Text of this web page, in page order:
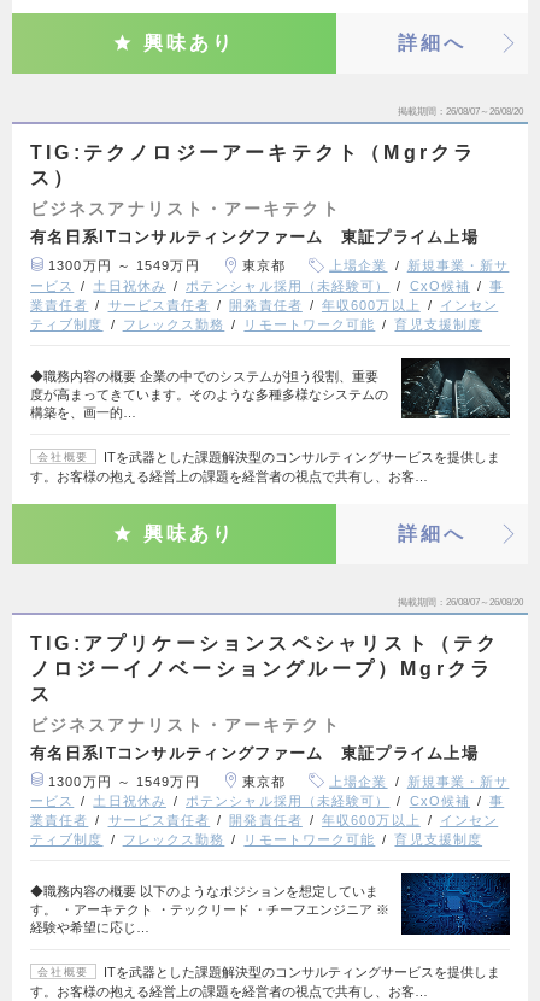
興味あり 詳細へ
掲載期間 26/08/07～26/08/20
TIG:テクノロジーアーキテクト（Mgrクラ
ス）
ビジネスアナリスト・アーキテクト
有名日系ITコンサルティングファーム 東証プライム上場
1300万円 ～ 1549万円 東京都 上場企業
新規事業・新サ
ービス
土日祝休み ポテンシャル採用（未経験可） CxO候補
事
業責任者
サービス責任者 開発責任者 年収600万以上
インセン
ティブ制度
フレックス勤務 リモートワーク可能 育児支援制度
◆職務内容の概要 企業の中でのシステムが担う役割、重要
度が高まってきています。そのような多種多様なシステムの
構築を、画一的…
会社概要
ITを武器とした課題解決型のコンサルティングサービスを提供しま
す。お客様の抱える経営上の課題を経営者の視点で共有し、お客…
興味あり 詳細へ
掲載期間 26/08/07～26/08/20
TIG:アプリケーションスペシャリスト（テク
ノロジーイノベーショングループ）Mgrクラ
ス
ビジネスアナリスト・アーキテクト
有名日系ITコンサルティングファーム 東証プライム上場
1300万円 ～ 1549万円 東京都 上場企業
新規事業・新サ
ービス
土日祝休み ポテンシャル採用（未経験可） CxO候補
事
業責任者
サービス責任者 開発責任者 年収600万以上
インセン
ティブ制度
フレックス勤務 リモートワーク可能 育児支援制度
◆職務内容の概要 以下のようなポジションを想定していま
す。 ・アーキテクト ・テックリード ・チーフエンジニア ※
経験や希望に応じ…
会社概要
ITを武器とした課題解決型のコンサルティングサービスを提供しま
す。お客様の抱える経営上の課題を経営者の視点で共有し、お客…